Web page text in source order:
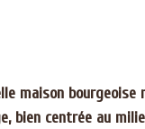
maison
bien centrée au